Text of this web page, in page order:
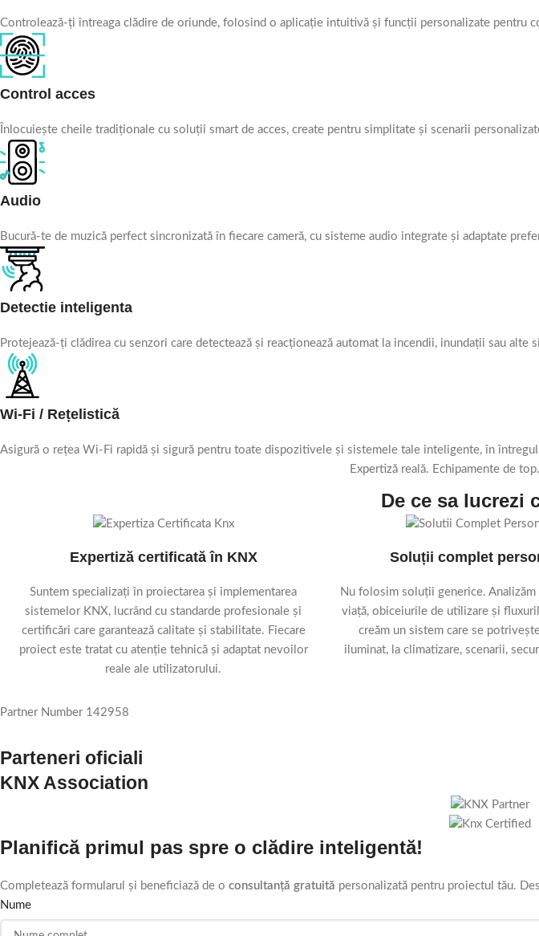
Controlează-ți întreaga clădire de oriunde, folosind o aplicație intuitivă și funcții personalizate pentru
Control acces
Înlocuiește cheile tradiționale cu soluții smart de acces, create pentru simplitate și scenarii
Audio
Bucură-te de muzică perfect sincronizată în fiecare cameră, cu sisteme audio integrate și adaptate
Detectie inteligenta
Protejează-ți clădirea cu senzori care detectează și reacționează automat la incendii, inundații sau alte
Wi-Fi / Rețelistică
Asigură o rețea Wi-Fi rapidă și sigură pentru toate dispozitivele și sistemele tale inteligente, în
Expertiză reală. Echipamente de
De ce sa lucrezi
Expertiză certificată în KNX
Suntem specializați în proiectarea și implementarea
sistemelor KNX, lucrând cu standarde profesionale și
certificări care garantează calitate și stabilitate. Fiecare
proiect este tratat cu atenție tehnică și adaptat nevoilor
reale ale utilizatorului.
Soluții complet
Nu folosim soluții generice.
viață, obiceiurile de utilizare și
creăm un sistem care se
iluminat, la climatizare, scenarii,
Partner Number 142958
Parteneri oficiali
KNX Association
Planifică primul pas spre o clădire inteligentă!
Completează formularul și beneficiază de o consultanță gratuită personalizată pentru proiectul tău.
Nume